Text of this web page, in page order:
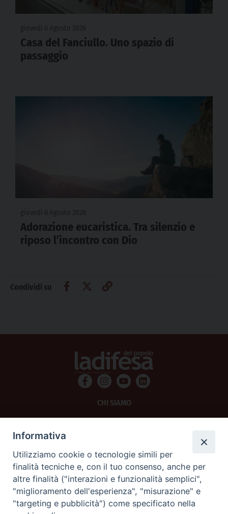
Casa del Fanciullo. Uno spazio di
passaggio
Adorazione eucaristica. Tra silenzio e
riposo l’incontro con Dio
Condividi su
CHI SIAMO
SCRIVICI
La Difesa srl - P.iva 05125420280
La Difesa del Popolo percepisce i contributi pubblici all'editoria.
Informativa
Utilizziamo cookie o tecnologie simili per
finalità tecniche e, con il tuo consenso, anche per
altre finalità ("interazioni e funzionalità semplici",
"miglioramento dell'esperienza", "misurazione" e
"targeting e pubblicità") come specificato nella